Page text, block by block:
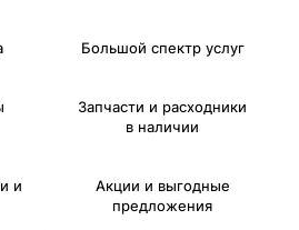
Большой спектр услуг
Запчасти и расходники
в наличии
и
Акции и выгодные
предложения